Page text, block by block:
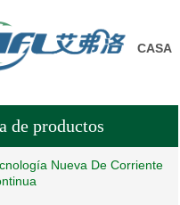
CASA
de productos
Nueva De Corriente